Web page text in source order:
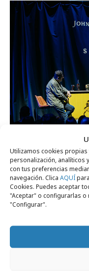
Utilizamos cookies propias
personalización, analíticos
con tus preferencias
navegación. Clica AQUÍ
Cookies. Puedes aceptar
"Aceptar" o configurarlas
"Configurar".
Comparte
Noticias